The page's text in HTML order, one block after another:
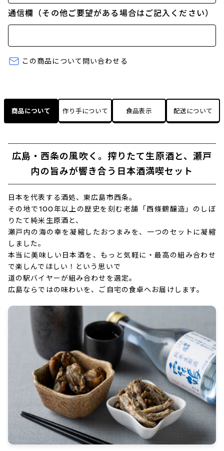
通信欄（その他ご要望がある場合はご記入ください）
この商品について問い合わせる
商品について 作り手について 食品表示 配送について
広島・西条の風吹く。搾りたて生原酒と、瀬戸
内の旨みが響き合う日本酒満喫セット
日本を代表する酒処、東広島市西条。
その地で100年以上の歴史を刻む老舗「西條鶴醸造」のしぼ
りたて純米生原酒と、
瀬戸内の海の幸を凝縮したおつまみを、一つのセットに凝縮
しました。
本当に美味しい日本酒を、もっと気軽に・最高の組み合わせ
で楽しんでほしい！という思いで
道の駅バイヤーが組み合わせを選定。
広島ならではの味わいを、ご自宅の食卓へお届けします。